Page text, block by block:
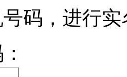
码，进行